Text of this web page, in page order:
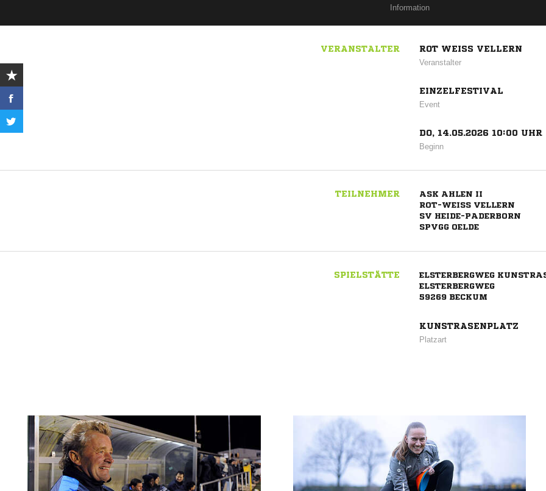
Information
VERANSTALTER ROT WEISS VELLERN
Veranstalter
EINZELFESTIVAL
Event
DO, 14.05.2026 10:00 UHR
Beginn
TEILNEHMER
ASK AHLEN II
ROT-WEISS VELLERN
SV HEIDE-PADERBORN
SPVGG OELDE
SPIELSTÄTTE
ELSTERBERGWEG
ELSTERBERGWEG
59269 BECKUM
KUNSTRASENPLATZ
Platzart